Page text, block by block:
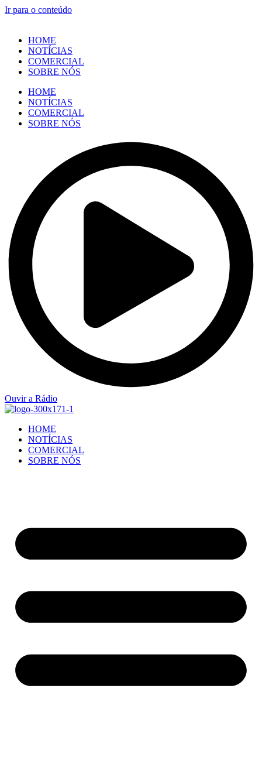
Ir para o conteúdo
HOME
NOTÍCIAS
COMERCIAL
SOBRE NÓS
HOME
NOTÍCIAS
COMERCIAL
SOBRE NÓS
Ouvir a Rádio
HOME
NOTÍCIAS
COMERCIAL
SOBRE NÓS